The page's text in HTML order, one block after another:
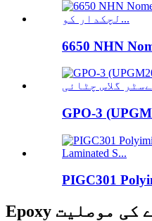
PIGC301
Epoxy فائبرگلاس کپڑے کی موصلیت